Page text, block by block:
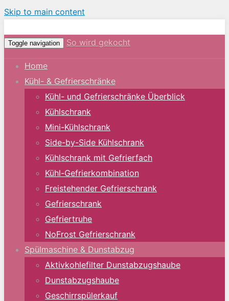
Skip to main content
Toggle navigation So wird gekocht
Home
Kühl- & Gefrierschränke
Kühl- und Gefrierschränke Überblick
Kühlschrank
Mini-Kühlschrank
Side-by-Side Kühlschrank
Kühlschrank mit Gefrierfach
Kühl-Gefrierkombination
Freistehender Gefrierschrank
Gefrierschrank
Gefriertruhe
NoFrost Gefrierschrank
Spülmaschine & Dunstabzug
Aktivkohlefilter Dunstabzugshaube
Dunstabzugshaube
Geschirrspülerkauf